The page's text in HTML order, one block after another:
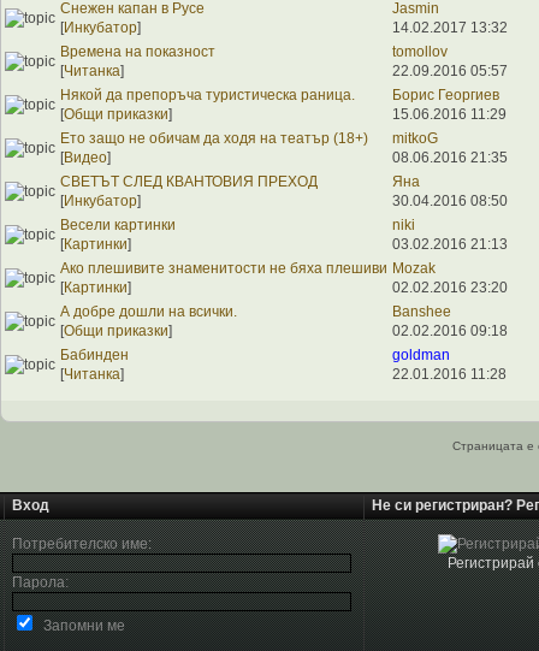
Снежен капан в Русе
[Инкубатор]
Jasmin
14.02.2017 13:32
Времена на показност
[Читанка]
tomollov
22.09.2016 05:57
Някой да препоръча туристическа раница.
[Общи приказки]
Борис Георгиев
15.06.2016 11:29
Ето защо не обичам да ходя на театър (18+)
[Видео]
mitkoG
08.06.2016 21:35
СВЕТЪТ СЛЕД КВАНТОВИЯ ПРЕХОД
[Инкубатор]
Яна
30.04.2016 08:50
Весели картинки
[Картинки]
niki
03.02.2016 21:13
Ако плешивите знаменитости не бяха плешиви
[Картинки]
Mozak
02.02.2016 23:20
А добре дошли на всички.
[Общи приказки]
Banshee
02.02.2016 09:18
Бабинден
[Читанка]
goldman
22.01.2016 11:28
Страницата е
Вход
Потребителско име:
Парола:
Запомни ме
Не си регистриран?
Регистрирай